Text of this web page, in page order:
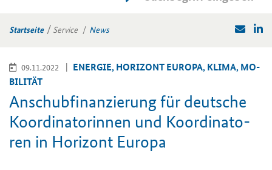
Startseite Service News
09.11.2022
EN­ER­GIE, HO­RI­ZONT EU­RO­PA, KLIMA, MO­
BI­LI­TÄT
An­schub­fi­nan­zie­rung für deut­sche
Ko­or­di­na­to­rin­nen und Ko­or­di­na­to­
ren in Ho­ri­zont Eu­ro­pa